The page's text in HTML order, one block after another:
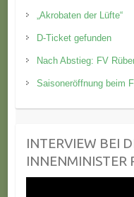
„Akrobaten der Lüfte“
D-Ticket gefunden
Nach Abstieg: FV
Saisoneröffnung beim
INTERVIEW BEI
INNENMINISTER